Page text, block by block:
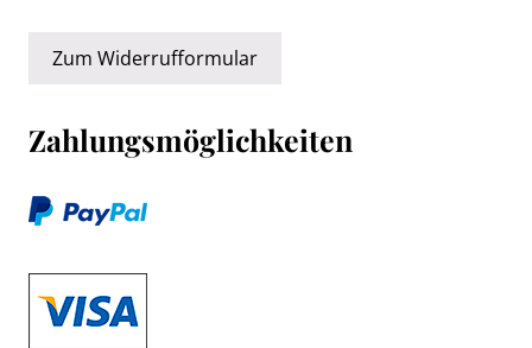
Zum Widerrufformular
Zahlungsmöglichkeiten